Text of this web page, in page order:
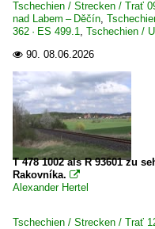
Tschechien / Strecken / Trať
nad Labem – Děčín,
362 · ES 499.1, Tschechien /
 90. 08.06.2026
T 478 1002 als R 93601 zu
Rakovníka. 
Alexander Hertel
Tschechien / Strecken / Trať